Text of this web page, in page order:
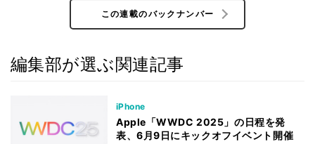
この連載のバックナンバー
編集部が選ぶ関連記事
iPhone
Apple「WWDC 2025」の日程を発
表、6月9日にキックオフイベント開催